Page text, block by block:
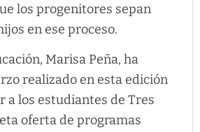
los progenitores sepan
en ese proceso.
Marisa Peña, ha
realizado en esta edición
a los estudiantes de Tres
oferta de programas